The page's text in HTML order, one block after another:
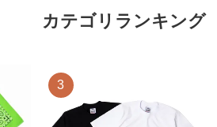
カテゴリランキング